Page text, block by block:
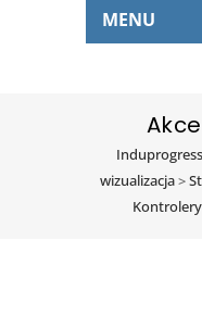
MENU
Induprogress
wizualizacja>